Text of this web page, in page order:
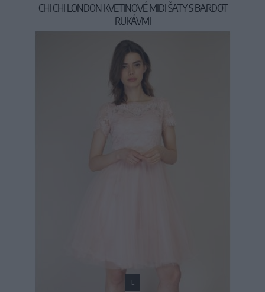
CHI CHI LONDON KVETINOVÉ MIDI ŠATY S BARDOT
RUKÁVMI
99,90 €
L